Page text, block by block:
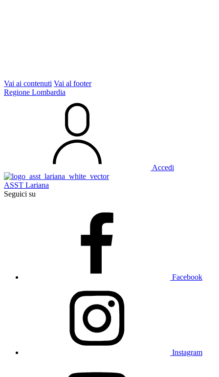
Vai ai contenuti Vai al footer
Regione Lombardia
Accedi
ASST Lariana
Seguici su
Facebook
Instagram